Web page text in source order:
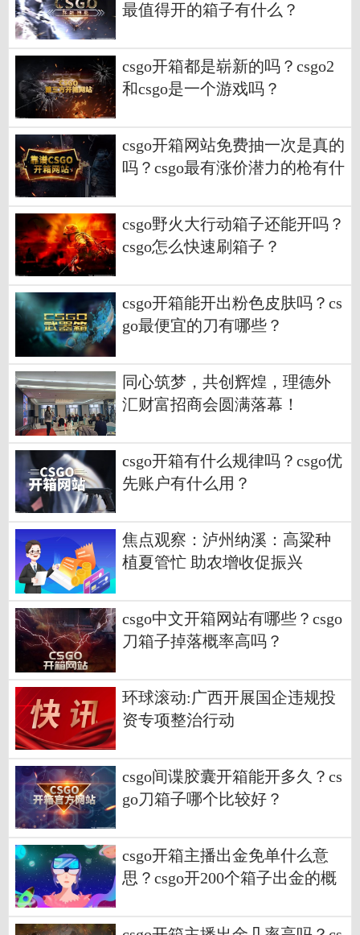
最值得开的箱子有什么？
csgo开箱都是崭新的吗？csgo2
和csgo是一个游戏吗？
csgo开箱网站免费抽一次是真的
吗？csgo最有涨价潜力的枪有什
csgo野火大行动箱子还能开吗？
csgo怎么快速刷箱子？
csgo开箱能开出粉色皮肤吗？cs
go最便宜的刀有哪些？
同心筑梦，共创辉煌，理德外
汇财富招商会圆满落幕！
csgo开箱有什么规律吗？csgo优
先账户有什么用？
焦点观察：泸州纳溪：高粱种
植夏管忙 助农增收促振兴
csgo中文开箱网站有哪些？csgo
刀箱子掉落概率高吗？
环球滚动:广西开展国企违规投
资专项整治行动
csgo间谍胶囊开箱能开多久？cs
go刀箱子哪个比较好？
csgo开箱主播出金免单什么意
思？csgo开200个箱子出金的概